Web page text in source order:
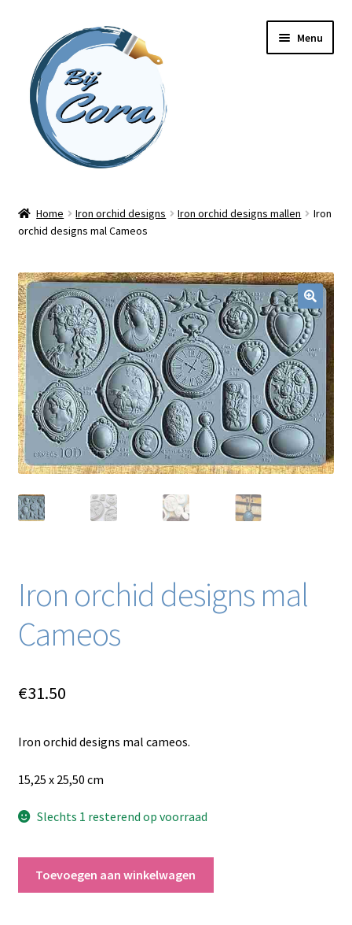
naar
navigatie
inhoud
Menu
Workshops
Online cursussen
Shop
Blog / DIY / Tutorials
Over mij
Contact
Home Iron orchid designs Iron orchid designs mallen
Iron
orchid designs mal Cameos
Iron orchid designs mal
Cameos
€31.50
Iron orchid designs mal cameos.
15,25 x 25,50 cm
Slechts 1 resterend op voorraad
Toevoegen aan winkelwagen